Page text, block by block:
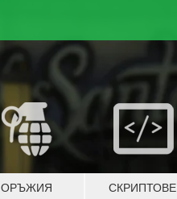
ОРЪЖИЯ СКРИПТОВЕ